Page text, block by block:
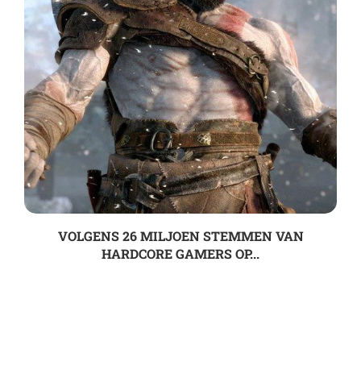
VOLGENS 26 MILJOEN STEMMEN VAN
HARDCORE GAMERS OP...